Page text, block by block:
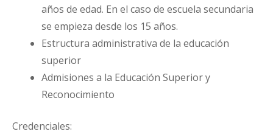
años de edad. En el caso de escuela secundaria
se empieza desde los 15 años.
Estructura administrativa de la educación
superior
Admisiones a la Educación Superior y
Reconocimiento
Credenciales: